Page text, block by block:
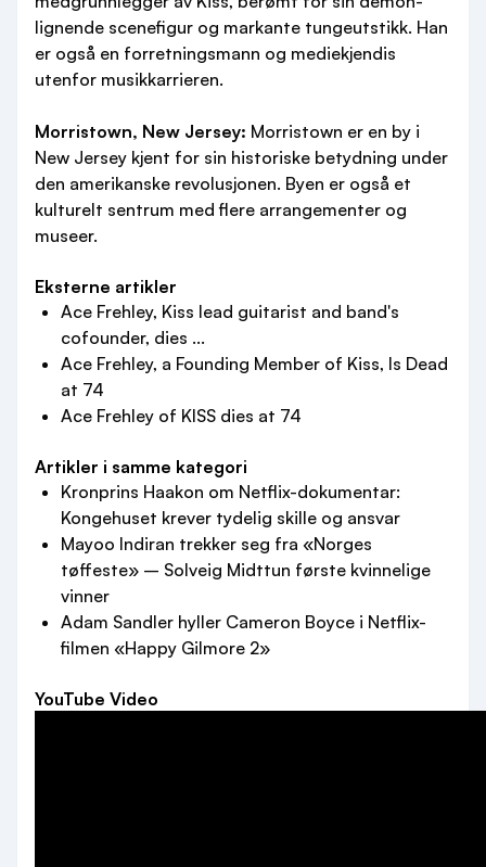
lignende scenefigur og markante tungeutstikk. Han
er også en forretningsmann og mediekjendis
utenfor musikkarrieren.
Morristown, New Jersey: Morristown er en by i
New Jersey kjent for sin historiske betydning under
den amerikanske revolusjonen. Byen er også et
kulturelt sentrum med flere arrangementer og
museer.
Eksterne artikler
Ace Frehley, Kiss lead guitarist and band's
cofounder, dies ...
Ace Frehley, a Founding Member of Kiss, Is Dead
at 74
Ace Frehley of KISS dies at 74
Artikler i samme kategori
Kronprins Haakon om Netflix-dokumentar:
Kongehuset krever tydelig skille og ansvar
Mayoo Indiran trekker seg fra «Norges
tøffeste» – Solveig Midttun første kvinnelige
vinner
Adam Sandler hyller Cameron Boyce i Netflix-
filmen «Happy Gilmore 2»
YouTube Video